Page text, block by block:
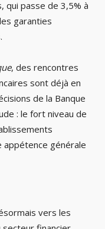
qui passe de 3,5% à
garanties
, des rencontres
sont déjà en
de la Banque
: le fort niveau de
appétence générale
vers les